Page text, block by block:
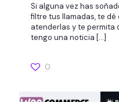
Si alguna vez has
filtre tus llamadas, te
atenderlas y te permita
tengo una noticia […]
0